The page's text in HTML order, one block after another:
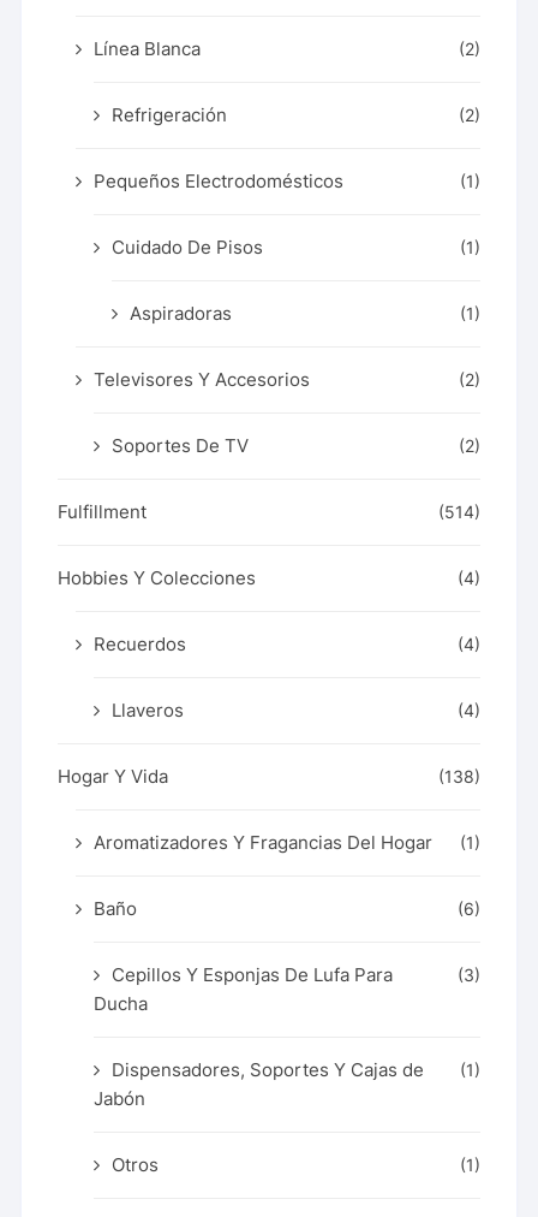
Línea Blanca (2)
Refrigeración (2)
Pequeños Electrodomésticos (1)
Cuidado De Pisos (1)
Aspiradoras (1)
Televisores Y Accesorios (2)
Soportes De TV (2)
Fulfillment (514)
Hobbies Y Colecciones (4)
Recuerdos (4)
Llaveros (4)
Hogar Y Vida (138)
Aromatizadores Y Fragancias Del Hogar (1)
Baño (6)
Cepillos Y Esponjas De Lufa Para
Ducha
(3)
Dispensadores, Soportes Y Cajas de
Jabón
(1)
Otros (1)